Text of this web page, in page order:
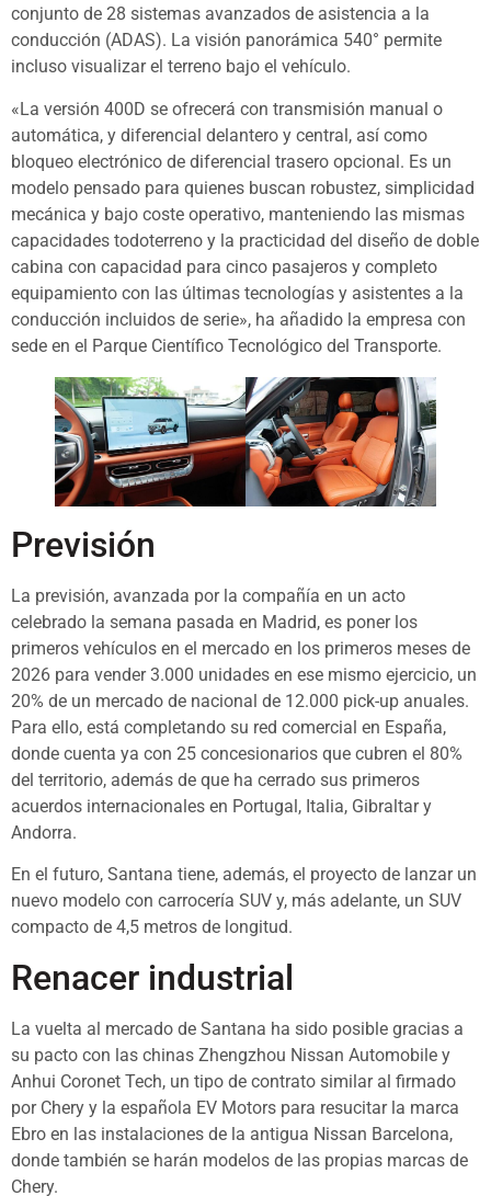
conjunto de 28 sistemas avanzados de asistencia a la
conducción (ADAS). La visión panorámica 540° permite
incluso visualizar el terreno bajo el vehículo.
«La versión 400D se ofrecerá con transmisión manual o
automática, y diferencial delantero y central, así como
bloqueo electrónico de diferencial trasero opcional. Es un
modelo pensado para quienes buscan robustez, simplicidad
mecánica y bajo coste operativo, manteniendo las mismas
capacidades todoterreno y la practicidad del diseño de doble
cabina con capacidad para cinco pasajeros y completo
equipamiento con las últimas tecnologías y asistentes a la
conducción incluidos de serie», ha añadido la empresa con
sede en el Parque Científico Tecnológico del Transporte.
Previsión
La previsión, avanzada por la compañía en un acto
celebrado la semana pasada en Madrid, es poner los
primeros vehículos en el mercado en los primeros meses de
2026 para vender 3.000 unidades en ese mismo ejercicio, un
20% de un mercado de nacional de 12.000 pick-up anuales.
Para ello, está completando su red comercial en España,
donde cuenta ya con 25 concesionarios que cubren el 80%
del territorio, además de que ha cerrado sus primeros
acuerdos internacionales en Portugal, Italia, Gibraltar y
Andorra.
En el futuro, Santana tiene, además, el proyecto de lanzar un
nuevo modelo con carrocería SUV y, más adelante, un SUV
compacto de 4,5 metros de longitud.
Renacer industrial
La vuelta al mercado de Santana ha sido posible gracias a
su pacto con las chinas Zhengzhou Nissan Automobile y
Anhui Coronet Tech, un tipo de contrato similar al firmado
por Chery y la española EV Motors para resucitar la marca
Ebro en las instalaciones de la antigua Nissan Barcelona,
donde también se harán modelos de las propias marcas de
Chery.